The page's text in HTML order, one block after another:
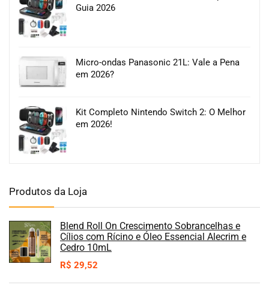
Guia 2026
Micro-ondas Panasonic 21L: Vale a Pena
em 2026?
Kit Completo Nintendo Switch 2: O Melhor
em 2026!
Produtos da Loja
Blend Roll On Crescimento Sobrancelhas e
Cílios com Rícino e Óleo Essencial Alecrim e
Cedro 10mL
R$ 29,52